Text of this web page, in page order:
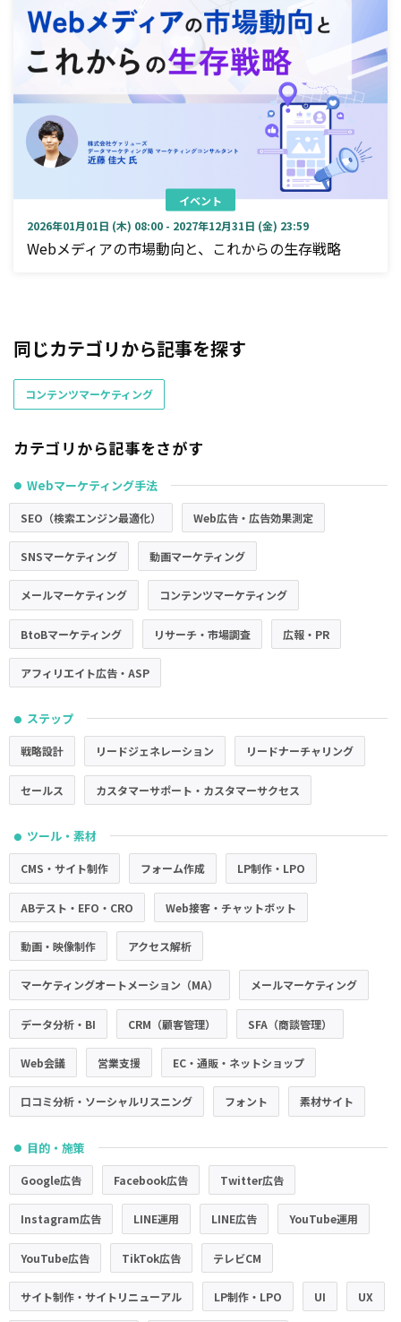
イベント
2026年01月01日 (木) 08:00 - 2027年12月31日 (金) 23:59
Webメディアの市場動向と、これからの生存戦略
同じカテゴリから記事を探す
コンテンツマーケティング
カテゴリから記事をさがす
● Webマーケティング手法
SEO（検索エンジン最適化） Web広告・広告効果測定
SNSマーケティング 動画マーケティング
メールマーケティング コンテンツマーケティング
BtoBマーケティング リサーチ・市場調査 広報・PR
アフィリエイト広告・ASP
● ステップ
戦略設計 リードジェネレーション リードナーチャリング
セールス カスタマーサポート・カスタマーサクセス
● ツール・素材
CMS・サイト制作 フォーム作成 LP制作・LPO
ABテスト・EFO・CRO Web接客・チャットボット
動画・映像制作 アクセス解析
マーケティングオートメーション（MA） メールマーケティング
データ分析・BI CRM（顧客管理） SFA（商談管理）
Web会議 営業支援 EC・通販・ネットショップ
口コミ分析・ソーシャルリスニング フォント 素材サイト
● 目的・施策
Google広告 Facebook広告 Twitter広告
Instagram広告 LINE運用 LINE広告 YouTube運用
YouTube広告 TikTok広告 テレビCM
サイト制作・サイトリニューアル LP制作・LPO UI UX